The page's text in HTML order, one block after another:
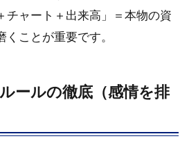
チャート＋出来高」＝本物の資
ことが重要です。
ールの徹底（感情を排